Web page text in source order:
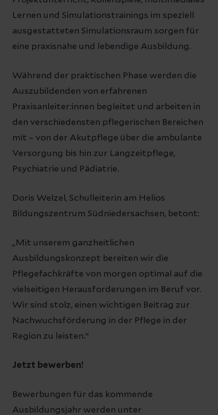
Lernen und Simulationstrainings im speziell
ausgestatteten Simulationsraum sorgen für
eine praxisnahe und lebendige Ausbildung.
Während der praktischen Phase werden die
Auszubildenden von erfahrenen
Praxisanleiter:innen begleitet und arbeiten in
den verschiedensten pflegerischen Bereichen
mit – von der Akutpflege über die ambulante
Versorgung bis hin zur Langzeitpflege,
Psychiatrie und Pädiatrie.
Doris Welzel, Schulleiterin am Helios
Bildungszentrum Südniedersachsen, betont:
„Mit unserem ganzheitlichen
Ausbildungskonzept bereiten wir die
Pflegefachkräfte von morgen optimal auf die
vielseitigen Herausforderungen im Beruf vor.
Wir sind stolz, einen wichtigen Beitrag zur
Nachwuchsförderung in der Pflege in der
Region zu leisten.“
Jetzt bewerben!
Bewerbungen für das kommende
Ausbildungsjahr werden unter